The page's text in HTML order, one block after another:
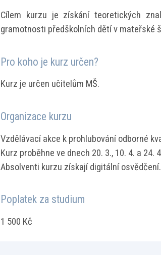
Cílem kurzu je získání teoretických
gramotnosti předškolních dětí v mateřské
Pro koho je kurz určen?
Kurz je určen učitelům MŠ.
Organizace kurzu
Vzdělávací akce k prohlubování odborné
Kurz proběhne ve dnech 20. 3., 10. 4. a 24.
Absolventi kurzu získají digitální osvědčení.
Poplatek za studium
1 500 Kč